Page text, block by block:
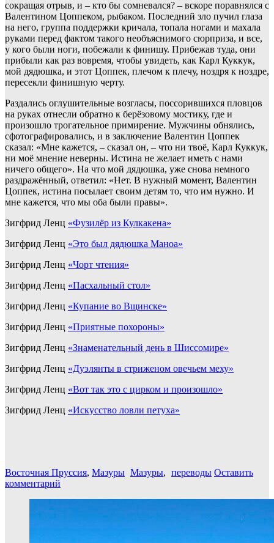
сокращая отрыв, и – кто бы сомневался? – вскоре поравнялся с
Валентином Цоппеком, рыбаком. Последний зло пучил глаза
на него, группа поддержки кричала, топала ногами и махала
руками перед фактом такого необъяснимого сюрприза, и все,
у кого были ноги, побежали к финишу. Прибежав туда, они
прибыли как раз вовремя, чтобы увидеть, как Карл Куккук,
мой дядюшка, и этот Цоппек, плечом к плечу, ноздря к ноздре,
пересекли финишную черту.
Раздались оглушительные возгласы, поссорившихся пловцов
на руках отнесли обратно к берёзовому мостику, где и
произошло трогательное примирение. Мужчины обнялись,
сфотографировались, и в заключение Валентин Цоппек
сказал: «Мне кажется, – сказал он, – что ни твоё, Карл Куккук,
ни моё мнение неверны. Истина не желает иметь с нами
ничего общего». На что мой дядюшка, уже снова немного
раздражённый, ответил: «Нет. В нужный момент, Валентин
Цоппек, истина посылает своим детям то, что им нужно. И
мне кажется, что мы оба были правы».
Зигфрид Ленц «Фузилёр из Кулкакена»
Зигфрид Ленц «Это был дядюшка Маноа»
Зигфрид Ленц «Чорт чтения»
Зигфрид Ленц «Пасхальный стол»
Зигфрид Ленц «Купание во Вщинске»
Зигфрид Ленц «Приятные похороны»
Зигфрид Ленц «Знаменательный день в Шиссомире»
Зигфрид Ленц «Дуэлянты в стриженом овечьем меху»
Зигфрид Ленц «Вот так это с цирком и произошло»
Зигфрид Ленц «Искусство ловли петуха»
Восточная Пруссия, Мазуры Мазуры, переводы Оставить
комментарий